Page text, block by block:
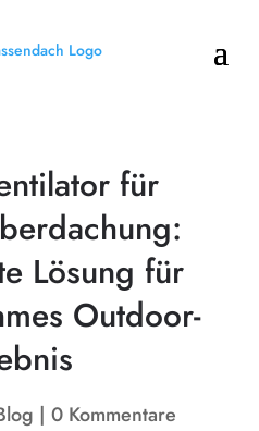
für
Lösung für
Outdoor-
0 Kommentare